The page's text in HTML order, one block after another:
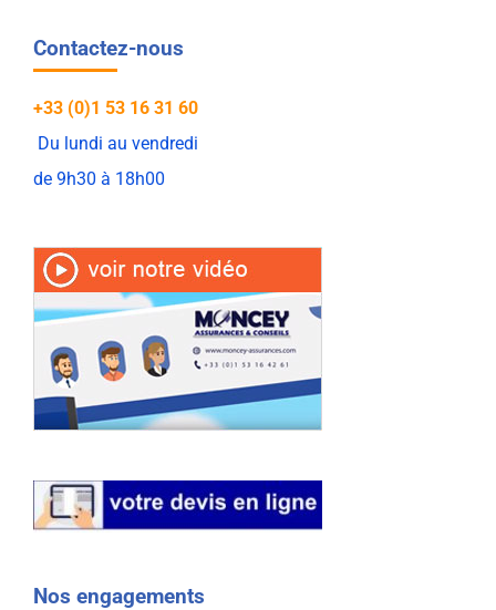
Contactez-nous
+33 (0)1 53 16 31 60
Du lundi au vendredi
de 9h30 à 18h00
Nos engagements